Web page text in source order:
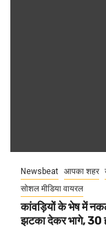
Newsbeat आपका शहर
सोशल मीडिया वायरल
कांवड़ियों के भेष में
झटका देकर भागे, 30